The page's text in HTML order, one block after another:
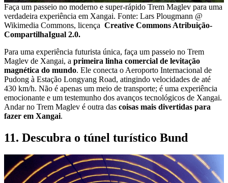
Faça um passeio no moderno e super-rápido Trem Maglev para uma
verdadeira experiência em Xangai. Fonte: Lars Plougmann @
Wikimedia Commons, licença Creative Commons Atribuição-
CompartilhaIgual 2.0.
Para uma experiência futurista única, faça um passeio no Trem
Maglev de Xangai, a primeira linha comercial de levitação
magnética do mundo. Ele conecta o Aeroporto Internacional de
Pudong à Estação Longyang Road, atingindo velocidades de até
430 km/h. Não é apenas um meio de transporte; é uma experiência
emocionante e um testemunho dos avanços tecnológicos de Xangai.
Andar no Trem Maglev é outra das coisas mais divertidas para
fazer em Xangai.
11. Descubra o túnel turístico Bund